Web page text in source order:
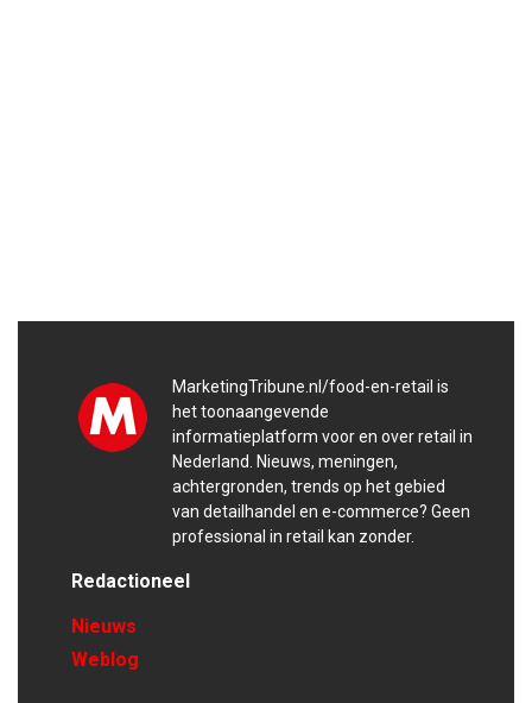
MarketingTribune.nl/food-en-retail is
het toonaangevende
informatieplatform voor en over retail in
Nederland. Nieuws, meningen,
achtergronden, trends op het gebied
van detailhandel en e-commerce? Geen
professional in retail kan zonder.
Redactioneel
Nieuws
Weblog